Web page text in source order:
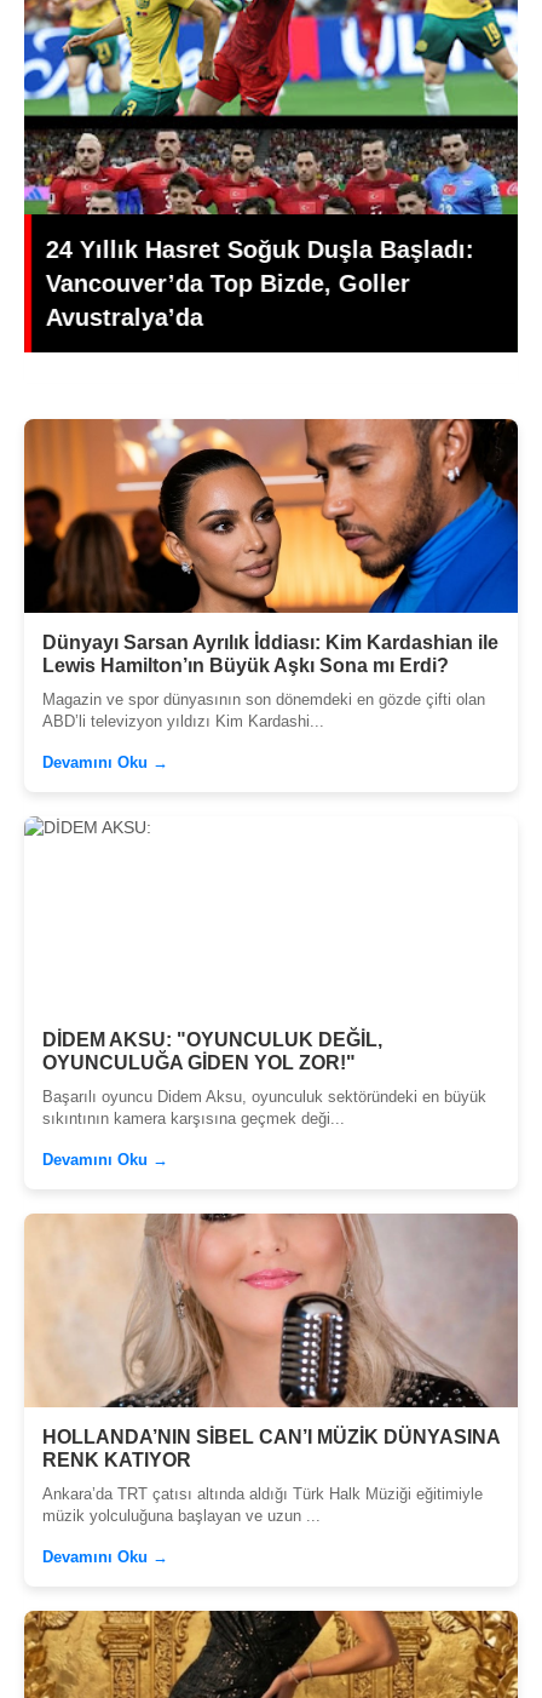
Futbolun Zirvesi Bugün Başlıyor: 2026
Dünya Kupası Rehberi ve Açılış
Detayları
Dünyayı Sarsan Ayrılık İddiası: Kim Kardashian ile
Lewis Hamilton’ın Büyük Aşkı Sona mı Erdi?
Magazin ve spor dünyasının son dönemdeki en gözde çifti olan
ABD’li televizyon yıldızı Kim Kardashi...
Devamını Oku →
DİDEM AKSU: "OYUNCULUK DEĞİL,
OYUNCULUĞA GİDEN YOL ZOR!"
Başarılı oyuncu Didem Aksu, oyunculuk sektöründeki en büyük
sıkıntının kamera karşısına geçmek deği...
Devamını Oku →
HOLLANDA’NIN SİBEL CAN’I MÜZİK DÜNYASINA
RENK KATIYOR
Ankara’da TRT çatısı altında aldığı Türk Halk Müziği eğitimiyle
müzik yolculuğuna başlayan ve uzun ...
Devamını Oku →